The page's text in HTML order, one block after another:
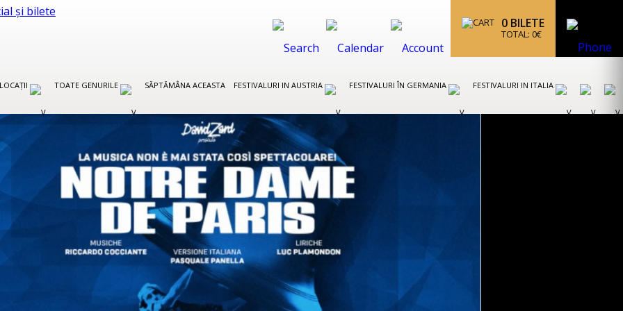
0 BILETE
TOTAL: 0€
LOCAȚII TOATE GENURILE SĂPTĂMÂNA ACEASTA FESTIVALURI IN AUSTRIA FESTIVALURI ÎN GERMANIA FESTIVALURI IN ITALIA